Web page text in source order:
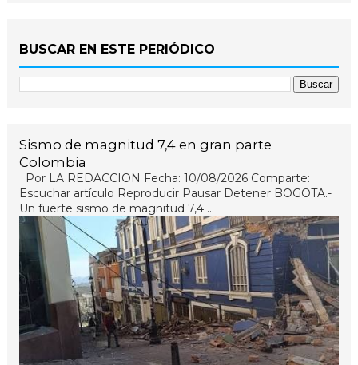
BUSCAR EN ESTE PERIÓDICO
Sismo de magnitud 7,4 en gran parte
Colombia
Por LA REDACCION Fecha: 10/08/2026 Comparte:
Escuchar artículo Reproducir Pausar Detener BOGOTA.-
Un fuerte sismo de magnitud 7,4 ...